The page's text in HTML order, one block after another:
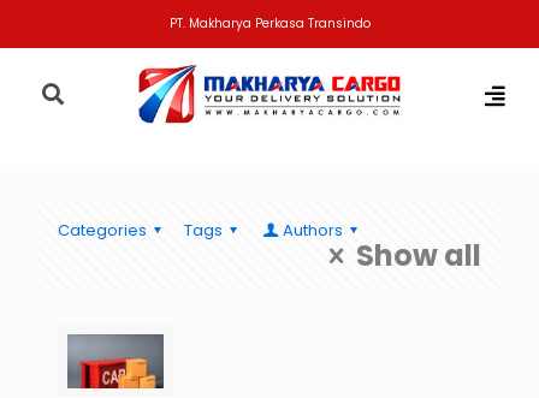
PT. Makharya Perkasa Transindo
Categories Tags Authors
Show all